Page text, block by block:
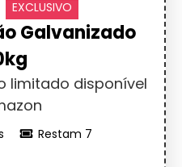
EXCLUSIVO
Galvanizado
limitado disponível
Restam 7